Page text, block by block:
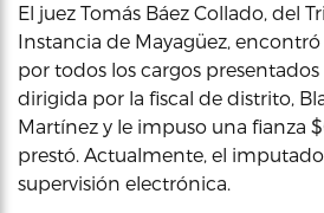
El juez Tomás Báez Collado, del
Instancia de Mayagüez,
por todos los cargos presentados
dirigida por la fiscal de distrito,
Martínez y le impuso una fianza
prestó. Actualmente, el
supervisión electrónica.